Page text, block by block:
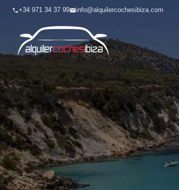
+34 971 34 37 99 info@alquilercochesibiza.com